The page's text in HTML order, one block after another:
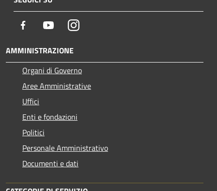
Facebook YoutubeInstagram
AMMINISTRAZIONE
Organi di Governo
Aree Amministrative
Uffici
Enti e fondazioni
Politici
Personale Amministrativo
Documenti e dati